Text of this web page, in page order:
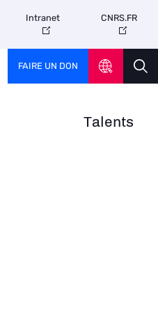
Talents
Intranet CNRS.FR
FAIRE UN DON